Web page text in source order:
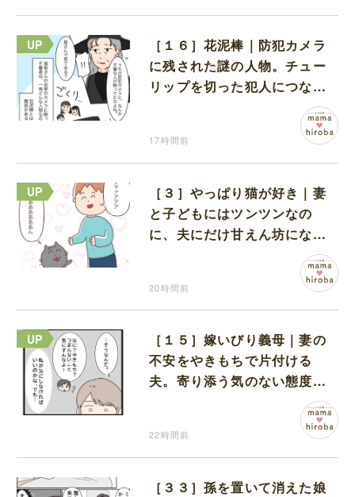
［１６］花泥棒｜防犯カメラ
に残された謎の人物。チュー
リップを切った犯人につなが
る証拠になるのか期待する
17時間前
［３］やっぱり猫が好き｜妻
と子どもにはツンツンなの
に、夫にだけ甘えん坊になる
20時間前
［１５］嫁いびり義母｜妻の
不安をやきもちで片付ける
夫。寄り添う気のない態度に
22時間前
［３３］孫を置いて消えた娘